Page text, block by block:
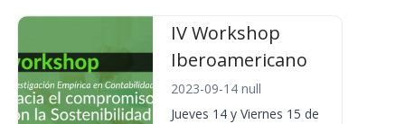
IV Workshop
Iberoamericano
2023-09-14 null
Jueves 14 y Viernes 15 de